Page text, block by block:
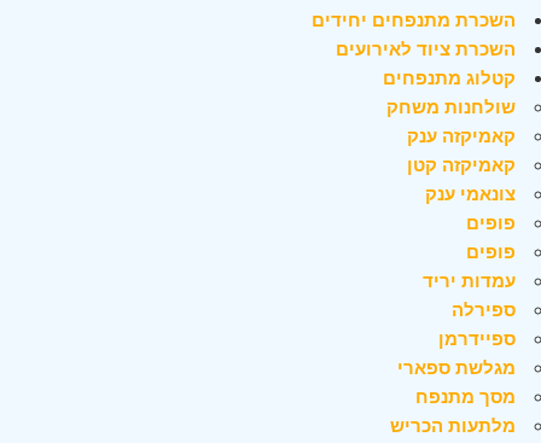
השכרת מתנפחים יחידים
השכרת ציוד לאירועים
קטלוג מתנפחים
שולחנות משחק
קאמיקזה ענק
קאמיקזה קטן
צונאמי ענק
פופים
פופים
עמדות יריד
ספירלה
ספיידרמן
מגלשת ספארי
מסך מתנפח
מלתעות הכריש